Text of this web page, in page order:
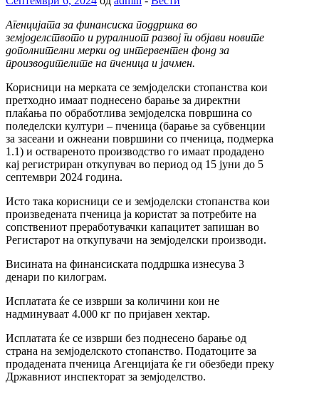
Агенцијата за финансиска поддршка во
земјоделството и руралниот развој ги објави новите
дополнителни мерки од интервентен фонд за
производителите на пченица и јачмен.
Корисници на мерката се земјоделски стопанства кои
претходно имаат поднесено барање за директни
плаќања по обработлива земјоделска површина со
поледелски култури – пченица (барање за субвенции
за засеани и ожнеани површини со пченица, подмерка
1.1) и оствареното производство го имаат продадено
кај регистриран откупувач во период од 15 јуни до 5
септември 2024 година.
Исто така корисници се и земјоделски стопанства кои
произведената пченица ја користат за потребите на
сопствениот преработувачки капацитет запишан во
Регистарот на откупувачи на земјоделски производи.
Висината на финансиската поддршка изнесува 3
денари по килограм.
Исплатата ќе се изврши за количини кои не
надминуваат 4.000 кг по пријавен хектар.
Исплатата ќе се изврши без поднесено барање од
страна на земјоделското стопанство. Податоците за
продадената пченица Агенцијата ќе ги обезбеди преку
Државниот инспекторат за земјоделство.